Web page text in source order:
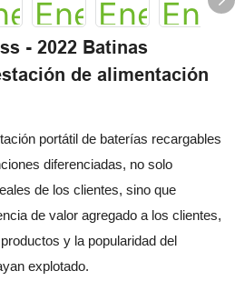
- 2022 Batinas
de alimentación
portátil de baterías recargables
diferenciadas, no solo
de los clientes, sino que
de valor agregado a los clientes,
y la popularidad del
explotado.